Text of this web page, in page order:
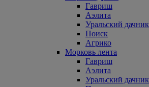
Гавриш
Аэлита
Уральский дачник
Поиск
Агрико
Морковь лента
Гавриш
Аэлита
Уральский дачник